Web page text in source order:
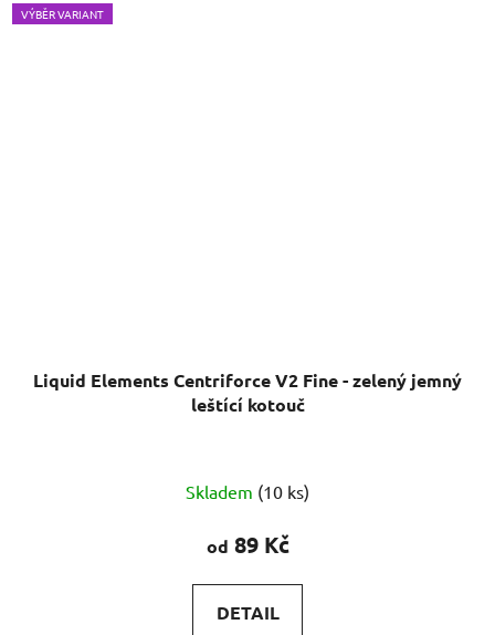
VÝBĚR VARIANT
Liquid Elements Centriforce V2 Fine - zelený jemný
leštící kotouč
Skladem (10 ks)
od 89 Kč
DETAIL